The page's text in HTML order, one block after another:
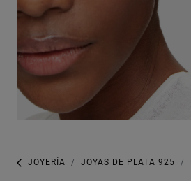
JOYERÍA JOYAS DE PLATA 925